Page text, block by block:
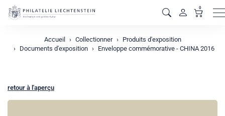
0
Accueil Collectionner
Produits d'exposition
Documents d'exposition
Enveloppe commémorative - CHINA 2016
retour à l'aperçu